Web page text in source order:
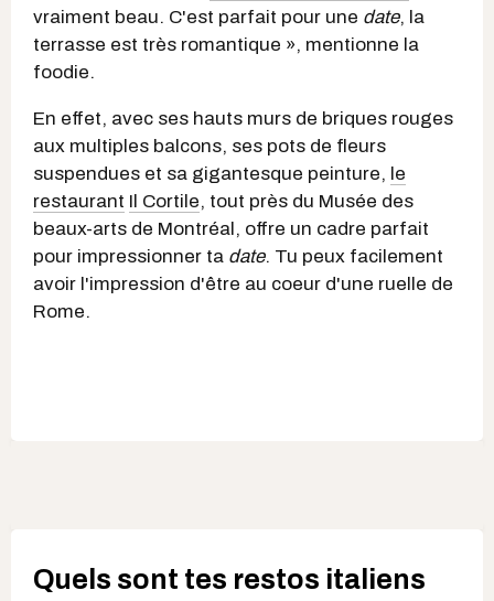
vraiment beau. C'est parfait pour une date, la
terrasse est très romantique », mentionne la
foodie.
En effet, avec ses hauts murs de briques rouges
aux multiples balcons, ses pots de fleurs
suspendues et sa gigantesque peinture, le
restaurant Il Cortile, tout près du Musée des
beaux-arts de Montréal, offre un cadre parfait
pour impressionner ta date. Tu peux facilement
avoir l'impression d'être au coeur d'une ruelle de
Rome.
Quels sont tes restos italiens